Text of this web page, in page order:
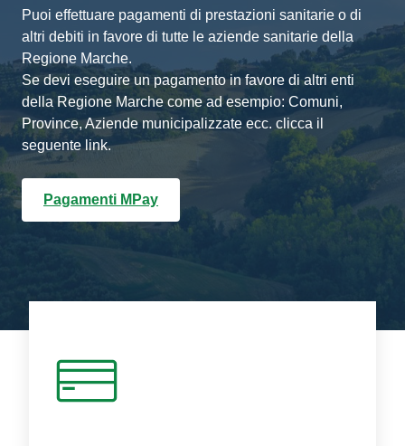
Puoi effettuare pagamenti di prestazioni sanitarie o di
altri debiti in favore di tutte le aziende sanitarie della
Regione Marche.
Se devi eseguire un pagamento in favore di altri enti
della Regione Marche come ad esempio: Comuni,
Province, Aziende municipalizzate ecc. clicca il
seguente link.
Pagamenti MPay